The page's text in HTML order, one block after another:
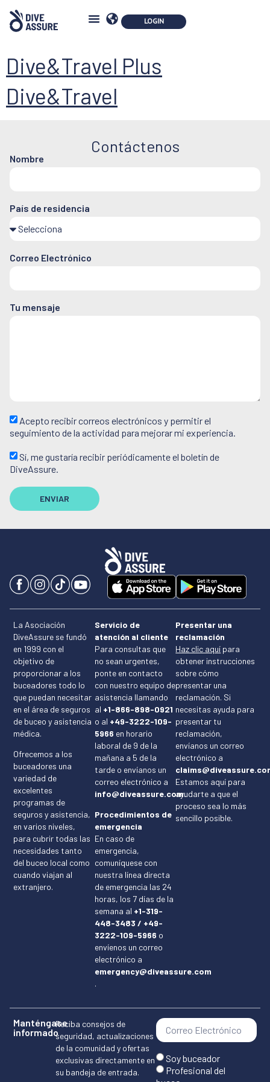
Dive&Travel Plus
Dive&Travel
Contáctenos
Nombre
País de residencia
Correo Electrónico
Tu mensaje
Acepto recibir correos electrónicos y permitir el
seguimiento de la actividad para mejorar mi experiencia.
Sí, me gustaría recibir periódicamente el boletín de
DiveAssure.
ENVIAR
La Asociación
DiveAssure se fundó
en 1999 con el
objetivo de
proporcionar a los
buceadores todo lo
que puedan necesitar
en el área de seguros
de buceo y asistencia
médica.
Ofrecemos a los
buceadores una
variedad de
excelentes
programas de
seguros y asistencia,
en varios niveles,
para cubrir todas las
necesidades tanto
del buceo local como
cuando viajan al
extranjero.
Servicio de
atención al cliente
Para consultas que
no sean urgentes,
ponte en contacto
con nuestro equipo de
asistencia llamando
al +1-866-898-0921
o al +49-3222-109-
5966 en horario
laboral de 9 de la
mañana a 5 de la
tarde o envíanos un
correo electrónico a
info@diveassure.com.
Procedimientos de
emergencia
En caso de
emergencia,
comuníquese con
nuestra línea directa
de emergencia las 24
horas, los 7 días de la
semana al +1-319-
448-3483 / +49-
3222-109-5966 o
envíenos un correo
electrónico a
emergency@diveassure.com
.
Presentar una
reclamación
Haz clic aquí para
obtener instrucciones
sobre cómo
presentar una
reclamación. Si
necesitas ayuda para
presentar tu
reclamación,
envíanos un correo
electrónico a
Estamos aquí para
ayudarte a que el
proceso sea lo más
sencillo posible.
Manténgase
informado
Reciba consejos de
seguridad, actualizaciones
de la comunidad y ofertas
exclusivas directamente en
su bandeja de entrada.
Soy buceador
Profesional del